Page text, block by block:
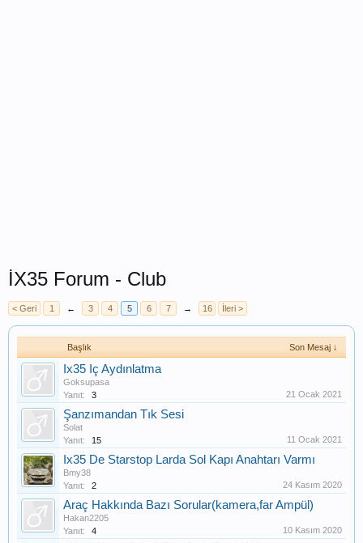
İX35 Forum - Club
< Geri 1 ← 3 4 5 6 7 → 16 İleri >
Başlık Son Mesaj ↓
Ix35 Iç Aydınlatma
Goksupasa
Yanıt:
3 21 Ocak 2021
Şanzımandan Tık Sesi
Solat
Yanıt:
15 11 Ocak 2021
Ix35 De Starstop Larda Sol Kapı Anahtarı Varmı
Bmy38
Yanıt:
2 24 Kasım 2020
Araç Hakkında Bazı Sorular(kamera,far Ampül)
Hakan2205
Yanıt:
4 10 Kasım 2020